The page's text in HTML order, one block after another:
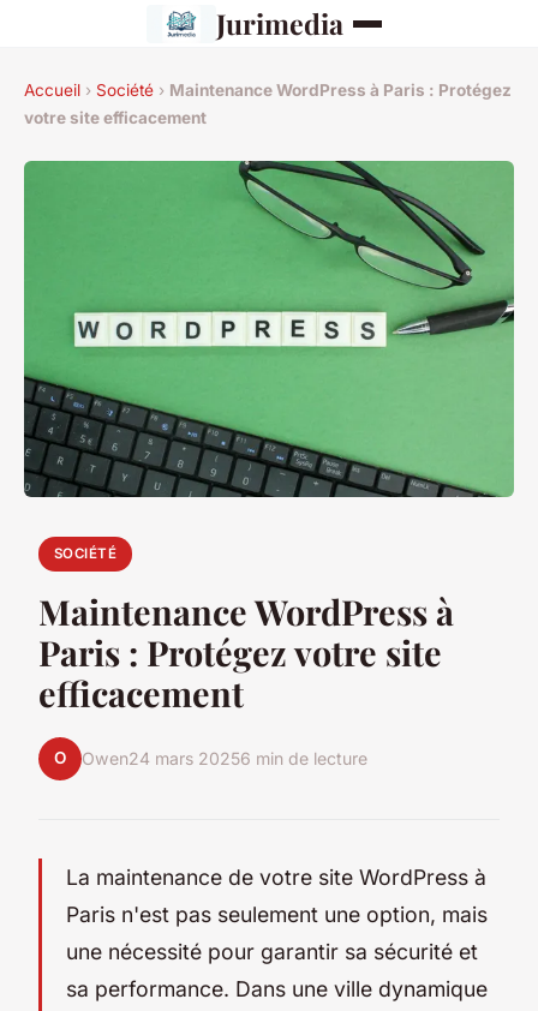
Jurimedia
Accueil › Société › Maintenance WordPress à Paris : Protégez
votre site efficacement
SOCIÉTÉ
Maintenance WordPress à
Paris : Protégez votre site
efficacement
O Owen24 mars 20256 min de lecture
La maintenance de votre site WordPress à
Paris n'est pas seulement une option, mais
une nécessité pour garantir sa sécurité et
sa performance. Dans une ville dynamique